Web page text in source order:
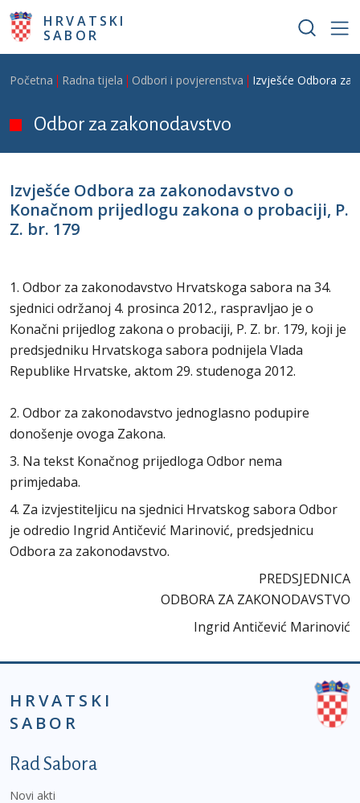
Skoči na glavni sadržaj
HRVATSKI
SABOR
Breadcrumb
Početna Radna tijela Odbori i povjerenstva Izvješće Odbora za
Odbor za zakonodavstvo
Izvješće Odbora za zakonodavstvo o
Konačnom prijedlogu zakona o probaciji, P.
Z. br. 179
1. Odbor za zakonodavstvo Hrvatskoga sabora na 34.
sjednici održanoj 4. prosinca 2012., raspravljao je o
Konačni prijedlog zakona o probaciji, P. Z. br. 179, koji je
predsjedniku Hrvatskoga sabora podnijela Vlada
Republike Hrvatske, aktom 29. studenoga 2012.
2. Odbor za zakonodavstvo jednoglasno podupire
donošenje ovoga Zakona.
3. Na tekst Konačnog prijedloga Odbor nema
primjedaba.
4. Za izvjestiteljicu na sjednici Hrvatskog sabora Odbor
je odredio Ingrid Antičević Marinović, predsjednicu
Odbora za zakonodavstvo.
PREDSJEDNICA
ODBORA ZA ZAKONODAVSTVO
Ingrid Antičević Marinović
HRVATSKI
SABOR
Podnožje prvi izbornik
Rad Sabora
Novi akti